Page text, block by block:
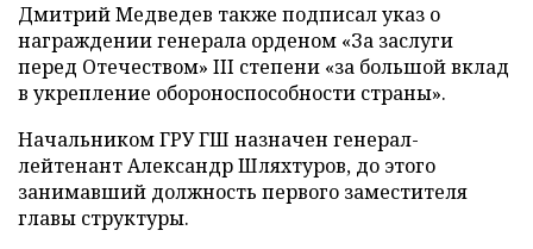
Дмитрий Медведев также подписал указ о
награждении генерала орденом «За заслуги
перед Отечеством» III степени «за большой вклад
в укрепление обороноспособности страны».
Начальником ГРУ ГШ назначен генерал-
лейтенант Александр Шляхтуров, до этого
занимавший должность первого заместителя
главы структуры.